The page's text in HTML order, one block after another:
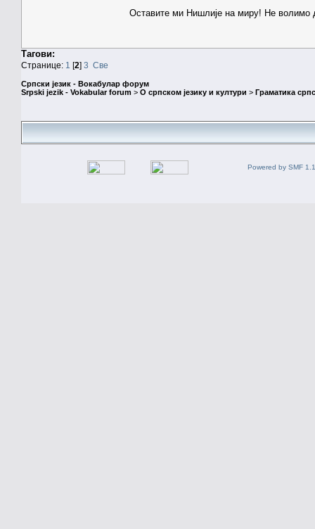
Оставите ми Нишлије на миру! Не волимо
Тагови:
Странице: 1 [2] 3 Све
Српски језик - Вокабулар форум
Srpski jezik - Vokabular forum > О српском језику и култури > Граматика
Powered by SMF